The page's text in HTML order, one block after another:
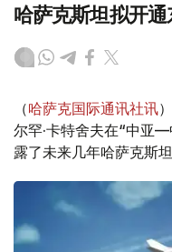
哈萨克斯坦拟开
（哈萨克国际通讯社讯
尔罕·卡特舍夫在“中亚
露了未来几年哈萨克斯